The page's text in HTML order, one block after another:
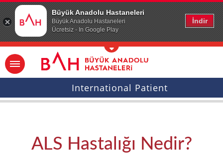
Büyük Anadolu Hastaneleri
Büyük Anadolu Hastaneleri
Ücretsiz - In Google Play
İndir
Ana icerige atla
International Patient
ALS Hastalığı Nedir?